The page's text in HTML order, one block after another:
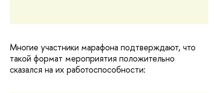
Многие участники марафона подтверждают, что
такой формат мероприятия положительно
сказался на их работоспособности: